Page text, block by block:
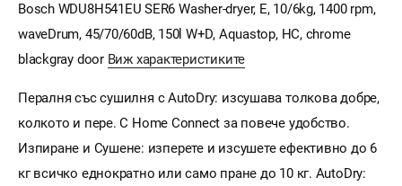
Bosch WDU8H541EU SER6 Washer-dryer, E, 10/6kg, 1400 rpm,
waveDrum, 45/70/60dB, 150l W+D, Aquastop, HC, chrome
blackgray door Виж характеристиките
Пералня със сушилня с AutoDry: изсушава толкова добре,
колкото и пере. С Home Connect за повече удобство.
Изпиране и Сушене: изперете и изсушете ефективно до 6
кг всичко еднократно или само пране до 10 кг. AutoDry: